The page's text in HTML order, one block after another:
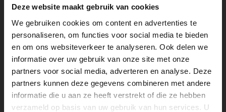
Deze website maakt gebruik van cookies
We gebruiken cookies om content en advertenties te
personaliseren, om functies voor social media te bieden
en om ons websiteverkeer te analyseren. Ook delen we
informatie over uw gebruik van onze site met onze
partners voor social media, adverteren en analyse. Deze
partners kunnen deze gegevens combineren met andere
informatie die u aan ze heeft verstrekt of die ze hebben
verzameld op basis van uw gebruik van hun services. U